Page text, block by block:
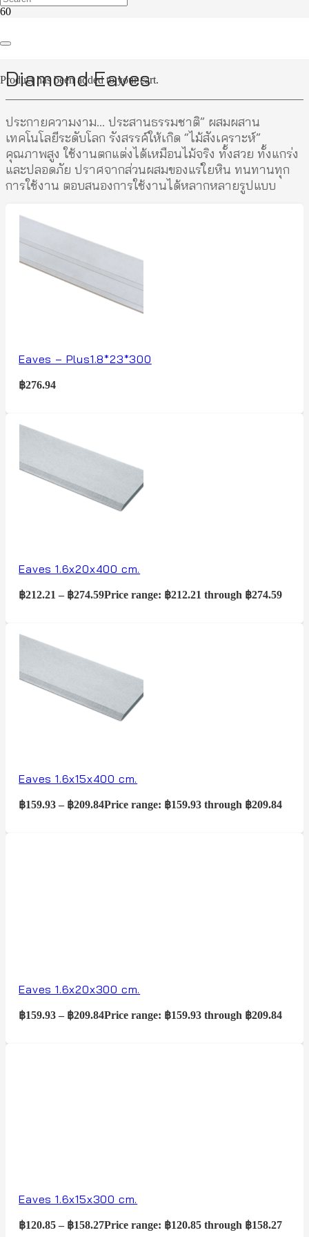
Producthas been added to your cart.
Diamond Eaves
ประกายความงาม… ประสานธรรมชาติ” ผสมผสาน
เทคโนโลยีระดับโลก รังสรรค์ให้เกิด “ไม้สังเคราะห์”
คุณภาพสูง ใช้งานตกแต่งได้เหมือนไม้จริง ทั้งสวย ทั้งแกร่ง
และปลอดภัย ปราศจากส่วนผสมของแร่ใยหิน ทนทานทุก
การใช้งาน ตอบสนองการใช้งานได้หลากหลายรูปแบบ
Eaves – Plus1.8*23*300
฿276.94
Eaves 1.6x20x400 cm.
฿212.21 – ฿274.59Price range: ฿212.21 through ฿274.59
Eaves 1.6x15x400 cm.
฿159.93 – ฿209.84Price range: ฿159.93 through ฿209.84
Eaves 1.6x20x300 cm.
฿159.93 – ฿209.84Price range: ฿159.93 through ฿209.84
Eaves 1.6x15x300 cm.
฿120.85 – ฿158.27Price range: ฿120.85 through ฿158.27